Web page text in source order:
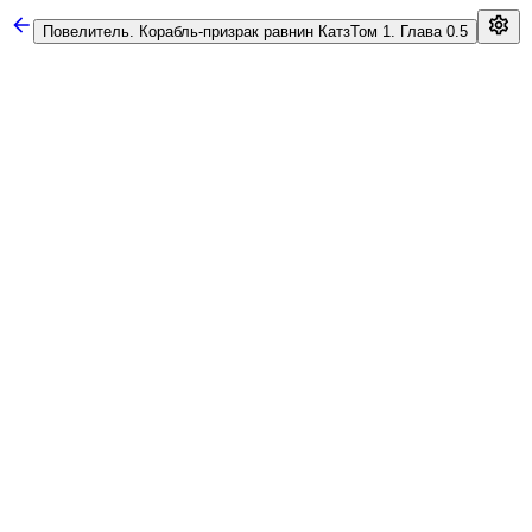
Повелитель. Корабль-призрак равнин КатзТом 1. Глава 0.5